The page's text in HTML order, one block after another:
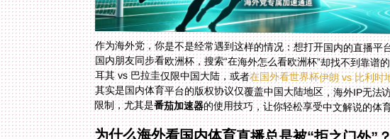
作为海外党，你是不是经常遇到这样的情况：想打开国内的直播平
国内朋友同步看欧洲杯，搜索“在海外怎么看欧洲杯”却找不到靠
耳其 vs 巴拉圭仅限中国大陆，或者在国外看世界杯伊朗 vs 比利时
限制，尤其是番茄加速器的使用技巧，让你轻松享受中文解说的体